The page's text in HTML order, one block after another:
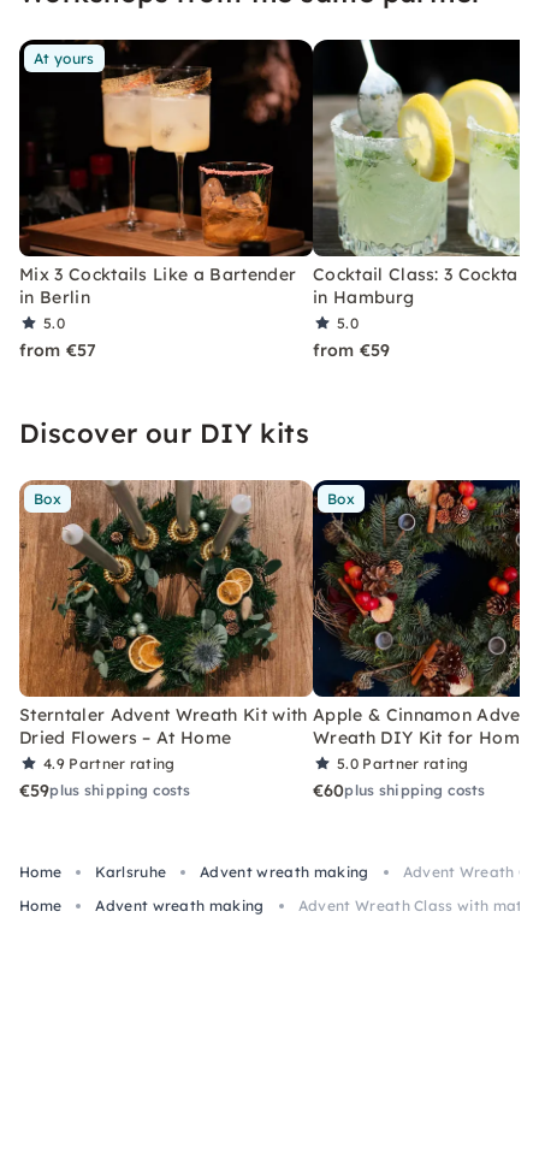
At yours
Mix 3 Cocktails Like a Bartender
in Berlin
5.0
from €57
Cocktail Class: 3
in Hamburg
5.0
from €59
Discover our DIY kits
Box
Sterntaler Advent Wreath Kit with
Dried Flowers – At Home
4.9 Partner rating
€59plus shipping costs
Box
Apple & Cinnamon Advent
Wreath DIY Kit for Home
5.0 Partner rating
€60plus shipping costs
Home Karlsruhe Advent wreath making
Advent Wreath
Home
Advent wreath making Advent Wreath Class with